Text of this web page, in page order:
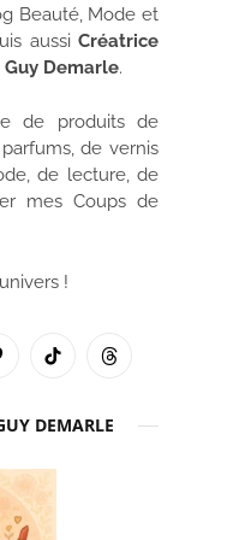
Beauté, Mode et
aussi Créatrice
Demarle.
de produits de
de vernis
de lecture, de
mes Coups de
!
TikTok Threads
DEMARLE